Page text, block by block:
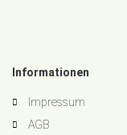
Informationen
Impressum
AGB